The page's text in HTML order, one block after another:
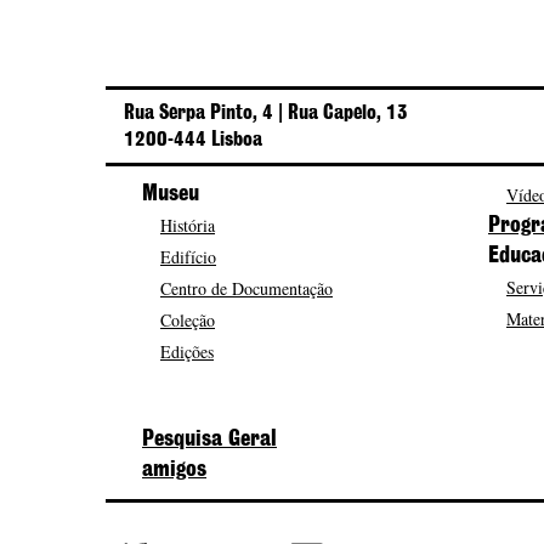
Rua Serpa Pinto, 4 | Rua Capelo, 13
1200-444 Lisboa
Museu
História
Edifício
Centro de Documentação
Coleção
Edições
Pesquisa Geral
amigos